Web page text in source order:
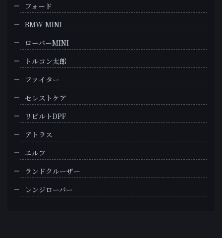
フォード
BMW MINI
ローバーMINI
トルコン太郎
ファイター
セレストケア
リビルトDPF
アトラス
エルフ
ランドクルーザー
レンジローバー